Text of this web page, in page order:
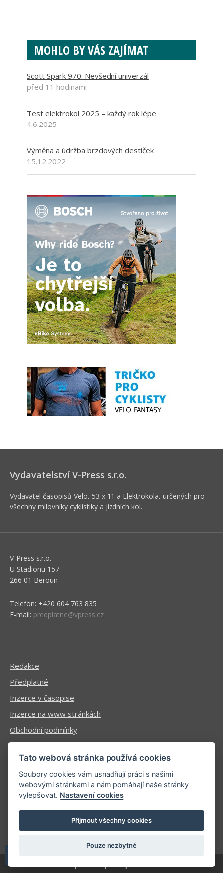
MOHLO BY VÁS ZAJÍMAT
Scott Spark 970: Nevšední univerzál
před 11 hodinami
Test elektrokol 2025 – každý rok lépe
4.6.2025
Výměna a údržba brzdových destiček
15.12.2022
Vydavatelství V-Press s.r.o.
Vydavatel časopisů Velo, 53 x 11 a Elektrokola, určených pro
všechny milovníky cyklistiky a jízdních kol.
V-Press s.r.o.
U Stadionu 157
266 01 Beroun
Telefon: +420 604 763 835
E-mail: predplatne@vpress.cz
Redakce
Předplatné
Inzerce v časopise
Inzerce na www stránkách
Obchodní podmínky
Ochrana osobních údajů
Příhlášení | Registrace
Kontaktní informace
Mapa stránek
| developed byKinet
Tato webová stránka používá cookies
Soubory cookies vám usnadňují práci s našimi
webovými stránkami a nám pomáhají naše stránky
vylepšovat. Nastavení cookies
Přijmout všechny cookies
Pouze nezbytné